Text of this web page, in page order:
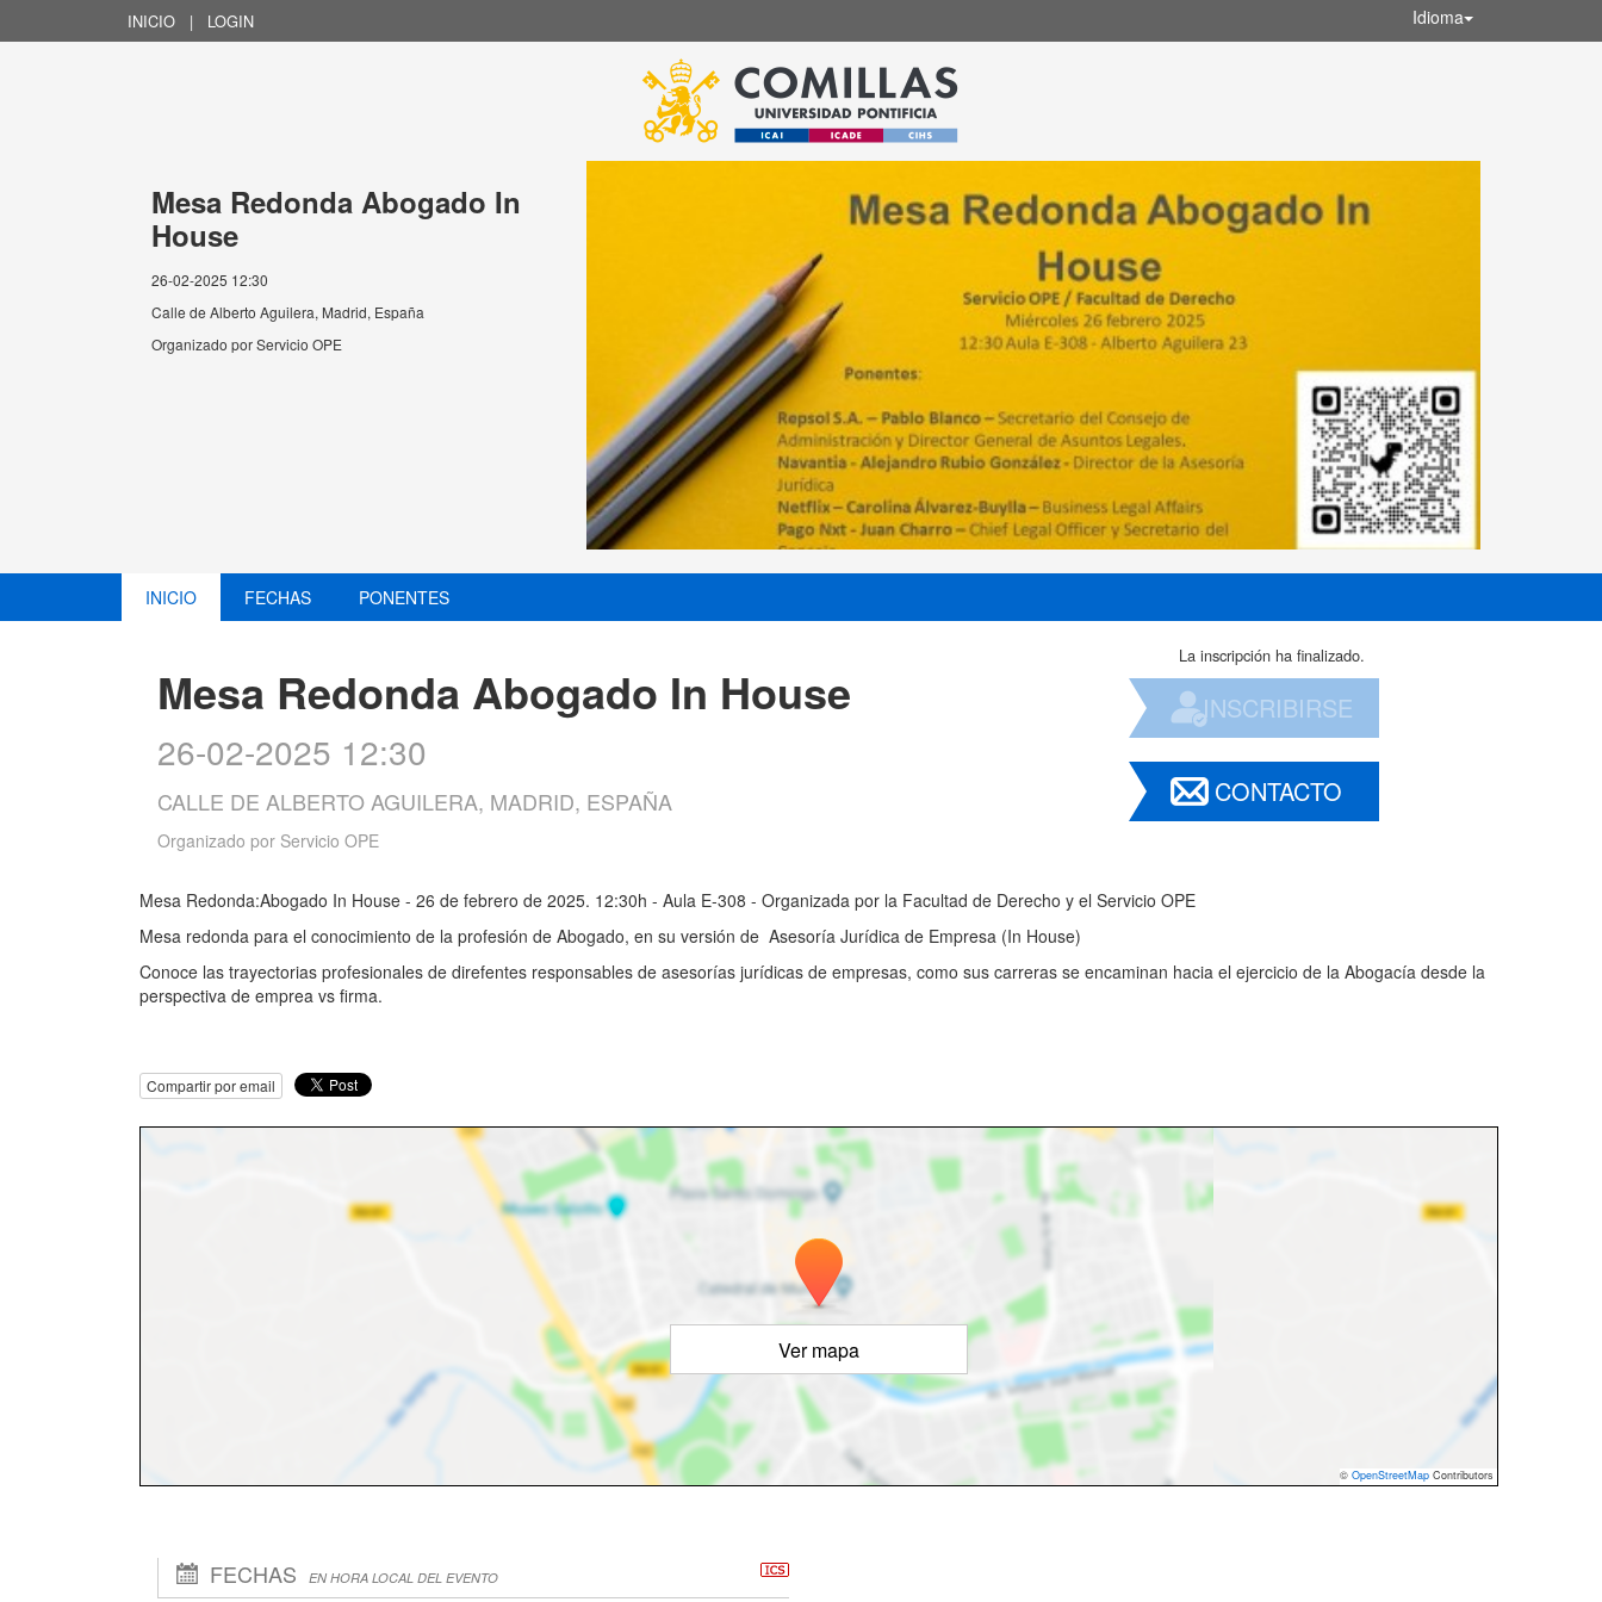
INICIO | LOGIN Idioma
Mesa Redonda Abogado In
House
26-02-2025 12:30
Calle de Alberto Aguilera, Madrid, España
Organizado porServicio OPE
INICIO FECHAS PONENTES
Mesa Redonda Abogado In House
26-02-2025 12:30
CALLE DE ALBERTO AGUILERA, MADRID, ESPAÑA
Organizado por Servicio OPE
La inscripción ha finalizado.
INSCRIBIRSE
CONTACTO
Mesa Redonda:Abogado In House - 26 de febrero de 2025. 12:30h - Aula E-308 - Organizada por la Facultad de Derecho y el Servicio OPE
Mesa redonda para el conocimiento de la profesión de Abogado, en su versión de Asesoría Jurídica de Empresa (In House)
Conoce las trayectorias profesionales de direfentes responsables de asesorías jurídicas de empresas, como sus carreras se encaminan hacia el ejercicio de la Abogacía desde la
perspectiva de emprea vs firma.
Compartir por email
Ver mapa
© OpenStreetMap Contributors
FECHAS EN HORA LOCAL DEL EVENTO